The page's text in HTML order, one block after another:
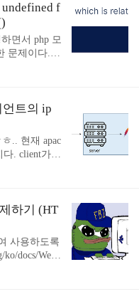
용량이 급증
프로세스
해결하기 위
어떤 종류
까? 어떻게
mpm prefor
f
면서 php 모
문제이다. U
결 모듈에
긴게 php 공
방식에 상관
는 안된다
출해서 지
있다. 당연
트의 ip
.. 현재 apac
다. client가 re
하는 과정
프록시를 해
에게 requ
기 자신에게
하므로, 요청
의 req.i
github.c
하기 (HT
사용하도록
docs/Web/
Transpor